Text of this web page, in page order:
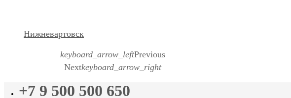
Нижневартовск
keyboard_arrow_leftPrevious
Nextkeyboard_arrow_right
+7 9 500 500 650